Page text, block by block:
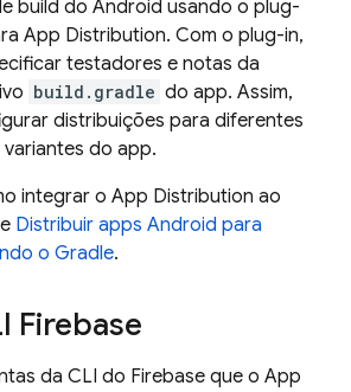
build do Android usando o plug-
App Distribution. Com o plug-in,
testadores e notas da
build.gradle do app. Assim,
distribuições para diferentes
do app.
integrar o App Distribution ao
Distribuir apps Android para
o Gradle.
Firebase
da CLI do Firebase que o App